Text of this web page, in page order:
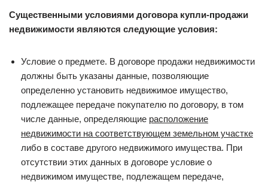
Существенными условиями договора купли-продажи
недвижимости являются следующие условия:
Условие о предмете. В договоре продажи недвижимости
должны быть указаны данные, позволяющие
определенно установить недвижимое имущество,
подлежащее передаче покупателю по договору, в том
числе данные, определяющие расположение
недвижимости на соответствующем земельном участке
либо в составе другого недвижимого имущества. При
отсутствии этих данных в договоре условие о
недвижимом имуществе, подлежащем передаче,